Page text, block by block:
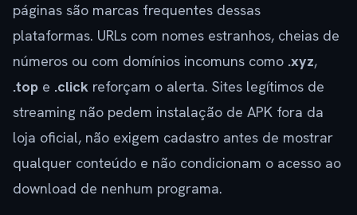
páginas são marcas frequentes dessas
plataformas. URLs com nomes estranhos, cheias de
números ou com domínios incomuns como .xyz,
.top e .click reforçam o alerta. Sites legítimos de
streaming não pedem instalação de APK fora da
loja oficial, não exigem cadastro antes de mostrar
qualquer conteúdo e não condicionam o acesso ao
download de nenhum programa.